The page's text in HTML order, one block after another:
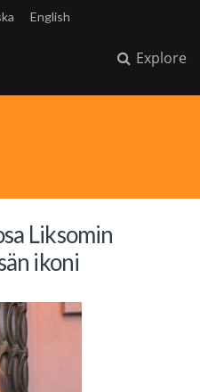
English
Explore
Liksomin
ikoni